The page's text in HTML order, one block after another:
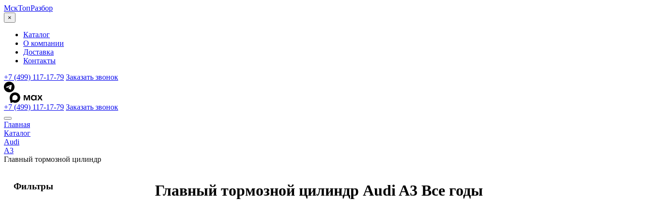
МскТопРазбор
×
Каталог
О компании
Доставка
Контакты
+7 (499) 117-17-79 Заказать звонок
+7 (499) 117-17-79 Заказать звонок
Главная
Каталог
Audi
A3
Главный тормозной цилиндр
Фильтры Главный тормозной цилиндр Audi A3 Все годы